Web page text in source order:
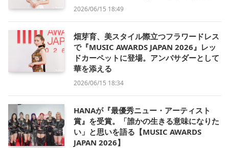
2026/06/15 18:49
畑芽育、美スタイル際立つフラワードレス
で『MUSIC AWARDS JAPAN 2026』レッ
ドカーペットに登場。アンバサダーとして
華を添える
2026/06/15 18:34
HANAが『最優秀ニュー・アーティスト
賞』を受賞。「誰かの生きる意味になりた
い」と思いを語る【MUSIC AWARDS
JAPAN 2026】